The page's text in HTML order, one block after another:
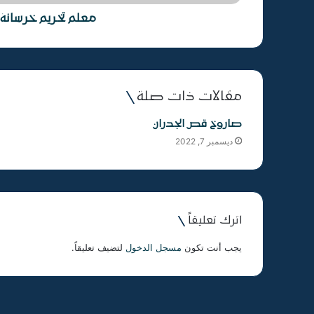
معلم تخريم خرسانة
مقالات ذات صلة
صاروخ قص الجدران
ديسمبر 7, 2022
اترك تعليقاً
يجب أنت تكون مسجل الدخول لتضيف تعليقاً.